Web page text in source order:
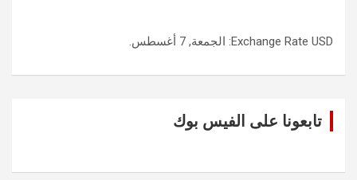
Exchange Rate USD : الجمعة, 7 أغسطس.
تابعونا على الفيس بوك